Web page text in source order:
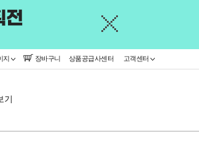
지 장바구니 상품공급사센터 고객센터